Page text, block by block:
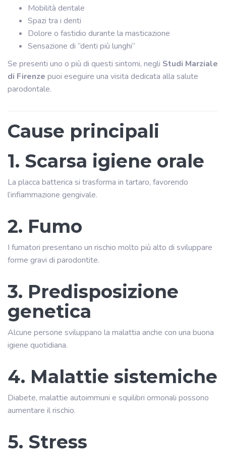
Mobilità dentale
Spazi tra i denti
Dolore o fastidio durante la masticazione
Sensazione di “denti più lunghi”
Se presenti uno o più di questi sintomi, negli Studi Marziale
di Firenze puoi eseguire una visita dedicata alla salute
parodontale.
Cause principali
1. Scarsa igiene orale
La placca batterica si trasforma in tartaro, favorendo
l’infiammazione gengivale.
2. Fumo
I fumatori presentano un rischio molto più alto di sviluppare
forme gravi di parodontite.
3. Predisposizione
genetica
Alcune persone sviluppano la malattia anche con una buona
igiene quotidiana.
4. Malattie sistemiche
Diabete, malattie autoimmuni e squilibri ormonali possono
aumentare il rischio.
5. Stress